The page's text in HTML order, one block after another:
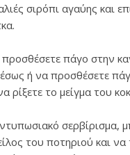
σιρόπι αγαύης και
πάγο στην
ή να προσθέσετε
ρίξετε το μείγμα του
σερβίρισμα,
του ποτηριού και να